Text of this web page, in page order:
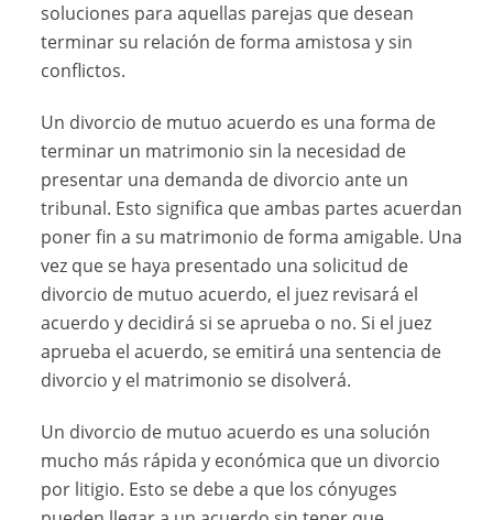
soluciones para aquellas parejas que desean
terminar su relación de forma amistosa y sin
conflictos.
Un divorcio de mutuo acuerdo es una forma de
terminar un matrimonio sin la necesidad de
presentar una demanda de divorcio ante un
tribunal. Esto significa que ambas partes acuerdan
poner fin a su matrimonio de forma amigable. Una
vez que se haya presentado una solicitud de
divorcio de mutuo acuerdo, el juez revisará el
acuerdo y decidirá si se aprueba o no. Si el juez
aprueba el acuerdo, se emitirá una sentencia de
divorcio y el matrimonio se disolverá.
Un divorcio de mutuo acuerdo es una solución
mucho más rápida y económica que un divorcio
por litigio. Esto se debe a que los cónyuges